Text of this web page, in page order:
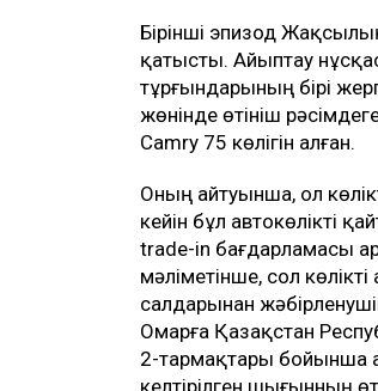
Бірінші эпизод
қатысты. Айыптау
тұрғындарының бірі
жөнінде өтініш
Camry 75 көлігін алған.
Оның айтуынша, ол
кейін бұл автокөлікті
trade-in бағдарламасы
мәліметінше, сол
салдарынан
Омарға Қазақстан
2-тармақтары бойынша
келтірілген шығынның